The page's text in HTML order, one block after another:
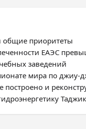
общие приоритеты
ЕАЭС
заведений
мира по джиу-
и